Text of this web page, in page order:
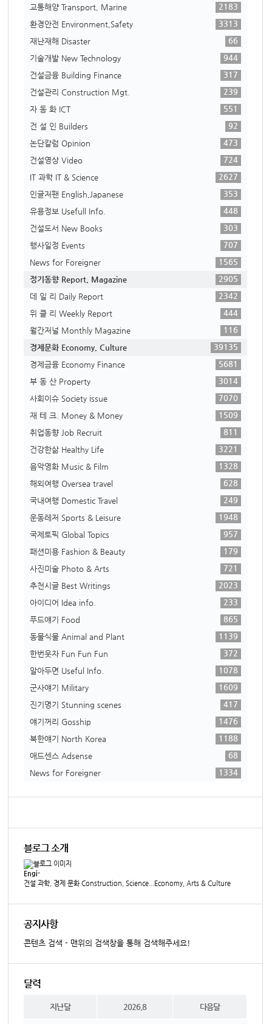
교통해양 Transport, Marine
2183
환경안전 Environment,Safety
3313
재난재해 Disaster
66
기술개발 New Technology
944
건설금융 Building Finance
317
건설관리 Construction Mgt.
239
자 동 화 ICT
551
건 설 인 Builders
92
논단칼럼 Opinion
473
건설영상 Video
724
IT 과학 IT & Science
2627
인글저팬 English,Japanese
353
유용정보 Usefull Info.
448
건설도서 New Books
303
행사일정 Events
707
News for Foreigner
1565
정기동향 Report, Magazine
2905
데 일 리 Daily Report
2342
위 클 리 Weekly Report
444
월간저널 Monthly Magazine
116
경제문화 Economy, Culture
39135
경제금융 Economy Finance
5681
부 동 산 Property
3014
사회이슈 Society issue
7070
재 테 크. Money & Money
1509
취업동향 Job Recruit
811
건강한삶 Healthy Life
3221
음악영화 Music & Film
1328
해외여행 Oversea travel
628
국내여행 Domestic Travel
249
운동레저 Sports & Leisure
1948
국제토픽 Global Topics
957
패션미용 Fashion & Beauty
179
사진미술 Photo & Arts
721
추천시글 Best Writings
2023
아이디어 Idea info.
233
푸드얘기 Food
865
동물식물 Animal and Plant
1139
한번웃자 Fun Fun Fun
372
알아두면 Useful Info.
1078
군사얘기 Military
1609
진기명기 Stunning scenes
417
얘기꺼리 Gosship
1476
북한얘기 North Korea
1188
애드센스 Adsense
68
News for Foreigner
1334
블로그 소개
Engi-
건설 과학, 경제 문화 Construction, Science...Economy, Arts & Culture
공지사항
콘텐츠 검색 - 맨위의 검색창을 통해 검색해주세요!
달력
지난달 2026.8 다음달